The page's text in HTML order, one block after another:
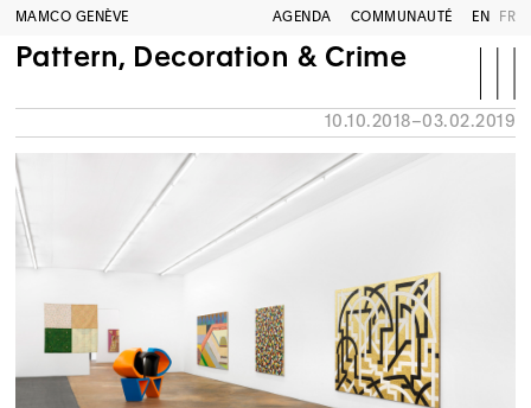
MAMCO GENÈVE AGENDA COMMUNAUTÉ EN FR
Pattern, Decoration & Crime
10.10.2018–03.02.2019